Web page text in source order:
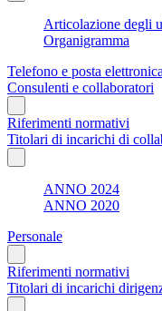
Articolazione degli
Organigramma
Telefono e posta elettronica
Consulenti e collaboratori
Riferimenti normativi
Titolari di incarichi di
ANNO 2024
ANNO 2020
Personale
Riferimenti normativi
Titolari di incarichi